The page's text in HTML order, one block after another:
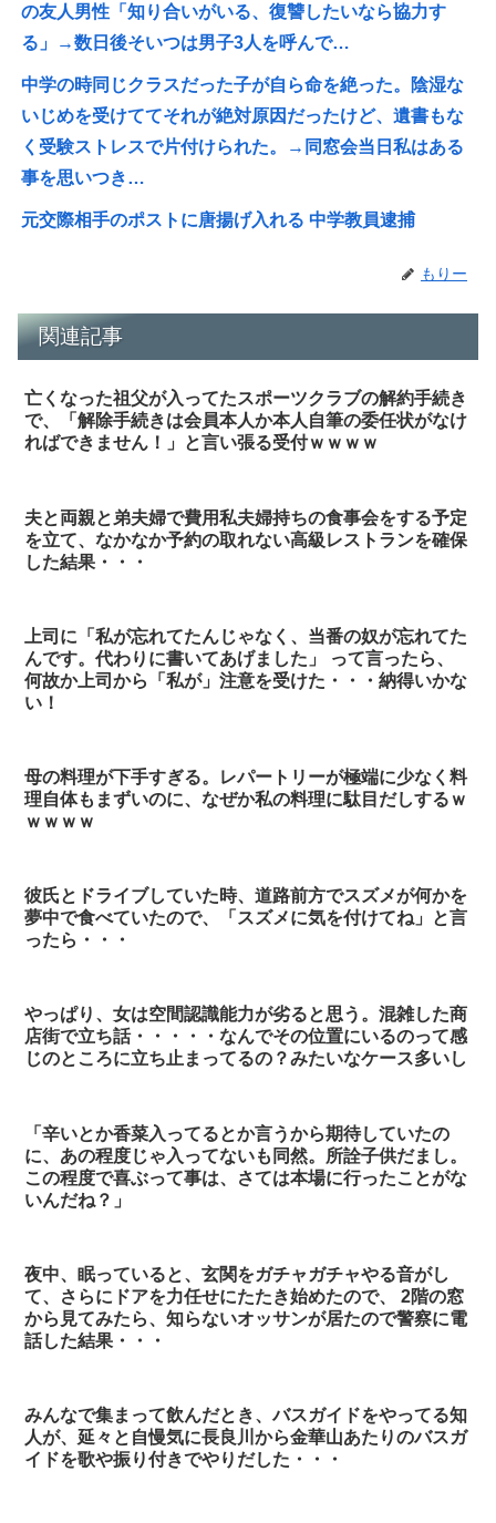
の友人男性「知り合いがいる、復讐したいなら協力す
る」→数日後そいつは男子3人を呼んで…
中学の時同じクラスだった子が自ら命を絶った。陰湿な
いじめを受けててそれが絶対原因だったけど、遺書もな
く受験ストレスで片付けられた。→同窓会当日私はある
事を思いつき…
元交際相手のポストに唐揚げ入れる 中学教員逮捕
もりー
関連記事
亡くなった祖父が入ってたスポーツクラブの解約手続き
で、「解除手続きは会員本人か本人自筆の委任状がなけ
ればできません！」と言い張る受付ｗｗｗｗ
夫と両親と弟夫婦で費用私夫婦持ちの食事会をする予定
を立て、なかなか予約の取れない高級レストランを確保
した結果・・・
上司に「私が忘れてたんじゃなく、当番の奴が忘れてた
んです。代わりに書いてあげました」 って言ったら、
何故か上司から「私が」注意を受けた・・・納得いかな
い！
母の料理が下手すぎる。レパートリーが極端に少なく料
理自体もまずいのに、なぜか私の料理に駄目だしするｗ
ｗｗｗｗ
彼氏とドライブしていた時、道路前方でスズメが何かを
夢中で食べていたので、「スズメに気を付けてね」と言
ったら・・・
やっぱり、女は空間認識能力が劣ると思う。混雑した商
店街で立ち話・・・・・なんでその位置にいるのって感
じのところに立ち止まってるの？みたいなケース多いし
「辛いとか香菜入ってるとか言うから期待していたの
に、あの程度じゃ入ってないも同然。所詮子供だまし。
この程度で喜ぶって事は、さては本場に行ったことがな
いんだね？」
夜中、眠っていると、玄関をガチャガチャやる音がし
て、さらにドアを力任せにたたき始めたので、 2階の窓
から見てみたら、知らないオッサンが居たので警察に電
話した結果・・・
みんなで集まって飲んだとき、バスガイドをやってる知
人が、延々と自慢気に長良川から金華山あたりのバスガ
イドを歌や振り付きでやりだした・・・